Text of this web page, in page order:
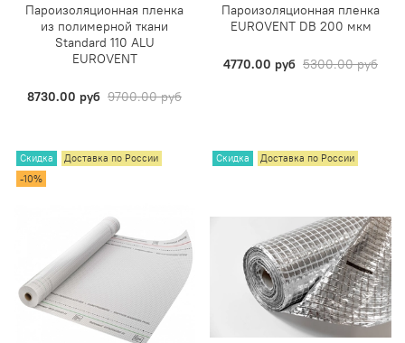
Пароизоляционная пленка
из полимерной ткани
Standard 110 ALU
EUROVENT
8730.00 руб 9700.00 руб
Пароизоляционная пленка
EUROVENT DB 200 мкм
4770.00 руб 5300.00 руб
Скидка
Доставка по России
-10%
Скидка Доставка по России